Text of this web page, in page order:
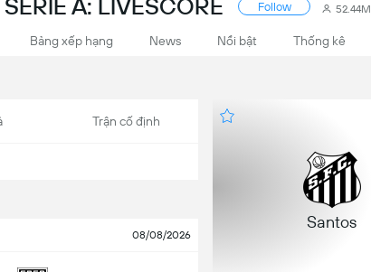
A: LIVESCORE Follow 52.44M
Bảng xếp hạng News Nổi bật Thống kê
Trận cố định
08/08/2026
Santos